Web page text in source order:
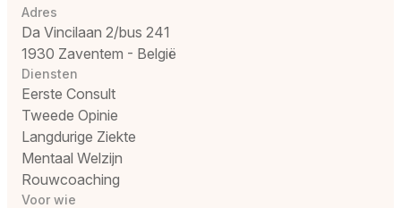
Adres
Da Vincilaan 2/bus 241
1930 Zaventem - België
Diensten
Eerste Consult
Tweede Opinie
Langdurige Ziekte
Mentaal Welzijn
Rouwcoaching
Voor wie